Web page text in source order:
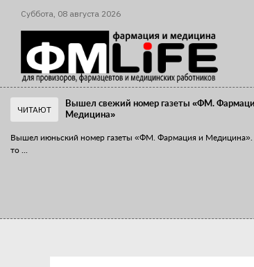
Суббота, 08 августа 2026
ЧИТАЮТ
Вышел свежий номер газеты «ФМ.
Медицина»
Вышел июньский номер газеты «ФМ. Фармация и Медицина».
то